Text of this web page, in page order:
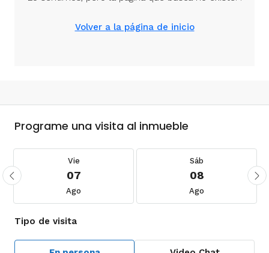
Programe una visita al inmueble
Vie
07
Ago
Sáb
08
Ago
Tipo de visita